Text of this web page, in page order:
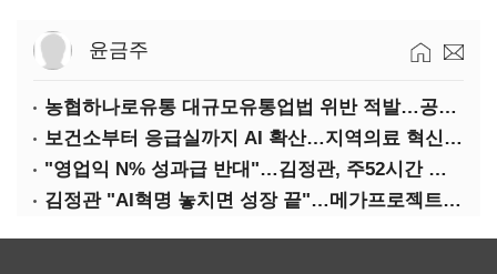
윤금주
농협하나로유통 대규모유통업법 위반 적발…공정위, 과징금 4억6200만원 부과
보건소부터 응급실까지 AI 확산…지역의료 혁신 본격화
"영업익 N% 성과급 반대"…김정관, 주52시간 손질 예고
김정관 "AI혁명 놓치면 성장 끝"…메가프로젝트·메가특구 속도전